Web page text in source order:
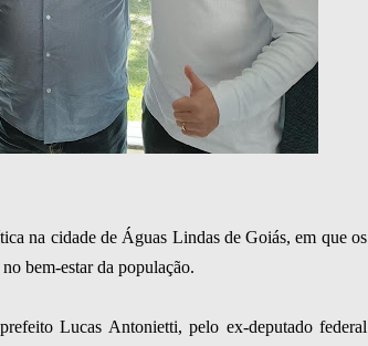
na cidade de Águas Lindas de Goiás, em que os
bem-estar da população.
Lucas Antonietti, pelo ex-deputado federal